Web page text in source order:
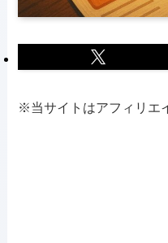
※当サイトはアフィリエ